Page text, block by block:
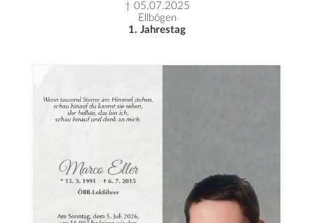
† 05.07.2025
Ellbögen
1. Jahrestag